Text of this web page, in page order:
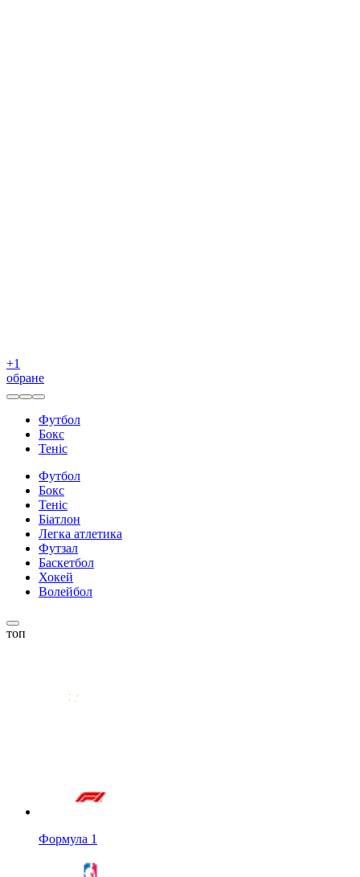
+1
обране
Футбол
Бокс
Теніс
Футбол
Бокс
Теніс
Біатлон
Легка атлетика
Футзал
Баскетбол
Хокей
Волейбол
топ
Формула 1